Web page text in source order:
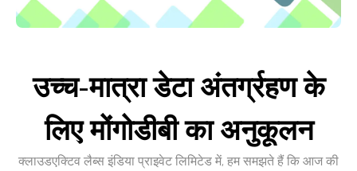
उच्च-मात्रा डेटा अंतर्ग्रहण के
लिए मोंगोडीबी का अनुकूलन
क्लाउडएक्टिव लैब्स इंडिया प्राइवेट लिमिटेड में, हम समझते हैं कि आज की